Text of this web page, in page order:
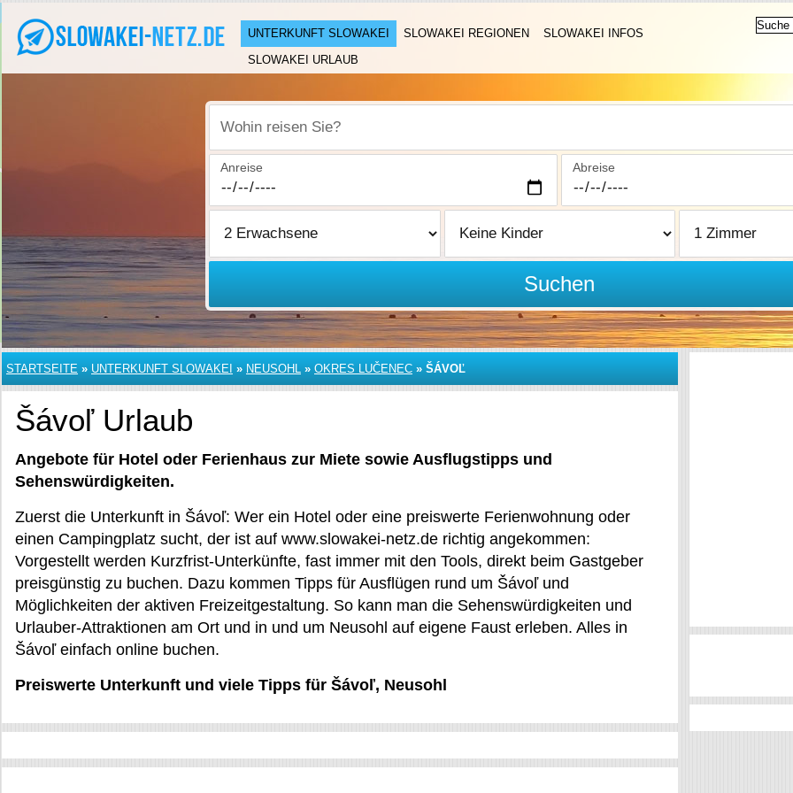
UNTERKUNFT SLOWAKEI SLOWAKEI REGIONEN
SLOWAKEI INFOS
SLOWAKEI URLAUB
Wohin reisen Sie?
Anreise Abreise
Suchen
STARTSEITE » UNTERKUNFT SLOWAKEI » NEUSOHL » OKRES LUČENEC » ŠÁVOĽ
Šávoľ Urlaub
Angebote für Hotel oder Ferienhaus zur Miete sowie Ausflugstipps und
Sehenswürdigkeiten.
Zuerst die Unterkunft in Šávoľ: Wer ein Hotel oder eine preiswerte Ferienwohnung oder
einen Campingplatz sucht, der ist auf www.slowakei-netz.de richtig angekommen:
Vorgestellt werden Kurzfrist-Unterkünfte, fast immer mit den Tools, direkt beim Gastgeber
preisgünstig zu buchen. Dazu kommen Tipps für Ausflügen rund um Šávoľ und
Möglichkeiten der aktiven Freizeitgestaltung. So kann man die Sehenswürdigkeiten und
Urlauber-Attraktionen am Ort und in und um Neusohl auf eigene Faust erleben. Alles in
Šávoľ einfach online buchen.
Preiswerte Unterkunft und viele Tipps für Šávoľ, Neusohl